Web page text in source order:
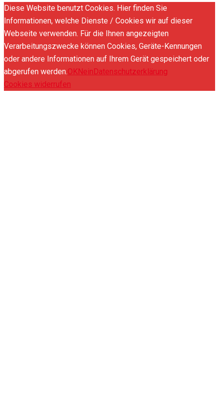
Diese Website benutzt Cookies. Hier finden Sie
Informationen, welche Dienste / Cookies wir auf dieser
Webseite verwenden. Für die Ihnen angezeigten
Verarbeitungszwecke können Cookies, Geräte-Kennungen
oder andere Informationen auf Ihrem Gerät gespeichert oder
abgerufen werden.OKNeinDatenschutzerklärung
Cookies widerrufen